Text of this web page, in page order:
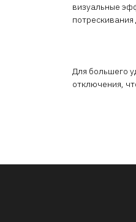
визуальные
потрескивания
Для большего
отключения,